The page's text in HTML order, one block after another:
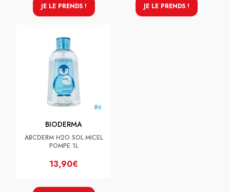
JE LE PRENDS ! JE LE PRENDS !
BIODERMA
ABCDERM H2O SOL MICEL
POMPE 1L
13,90€